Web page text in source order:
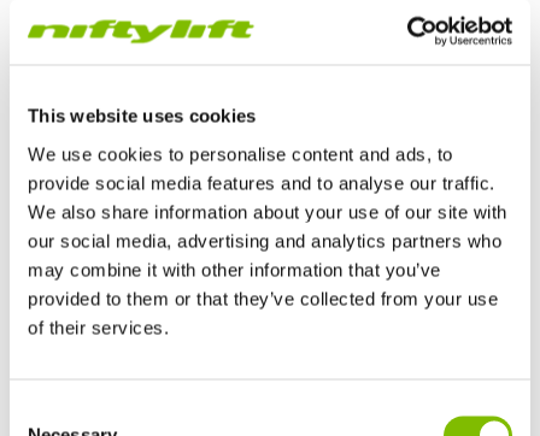
This website uses cookies
We use cookies to personalise content and ads, to
provide social media features and to analyse our traffic.
We also share information about your use of our site with
our social media, advertising and analytics partners who
may combine it with other information that you’ve
provided to them or that they’ve collected from your use
of their services.
Für den Nachhaltigkeitspreiswurde Niftylift für seine
revolutionäre
wasserstoffbetriebene
Elektrotechnologienominiert.
Bleiben Sie dran für weitere Informationen zu
Wasserstoff-Elektro von Niftylift und dem HR15 H